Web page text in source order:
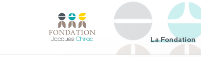
La Fondation